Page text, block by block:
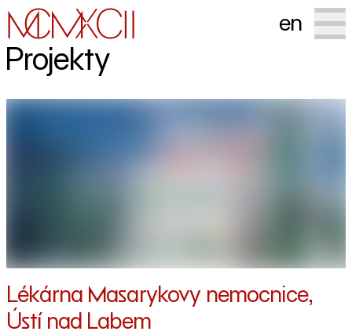
en
Projekty
Lékárna Masarykovy nemocnice,
Ústí nad Labem